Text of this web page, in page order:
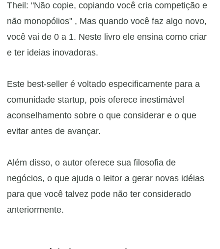
Theil: "Não copie, copiando você cria competição e
não monopólios" , Mas quando você faz algo novo,
você vai de 0 a 1. Neste livro ele ensina como criar
e ter ideias inovadoras.
Este best-seller é voltado especificamente para a
comunidade startup, pois oferece inestimável
aconselhamento sobre o que considerar e o que
evitar antes de avançar.
​Além disso, o autor oferece sua filosofia de
negócios, o que ajuda o leitor a gerar novas idéias
para que você talvez pode não ter considerado
anteriormente.